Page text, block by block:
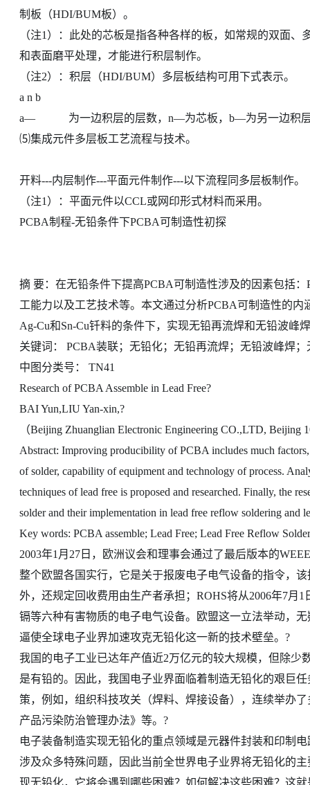
制板（HDI/BUM板）。
（注1）：此处的芯板是指各种各样的板，如常规的双面
和表面磨平处理，才能进行积层制作。
（注2）：积层（HDI/BUM）多层板结构可用下式表示。
a n b
a— 为一边积层的层数，n—为芯板，b—为另一边积层
⑸集成元件多层板工艺流程与技术。
开料---内层制作---平面元件制作---以下流程同多层板制作。
（注1）：平面元件以CCL或网印形式材料而采用。
PCBA制程-无铅条件下PCBA可制造性初探
摘 要：在无铅条件下提高PCBA可制造性涉及的因素包括
工能力以及工艺技术等。本文通过分析PCBA可制造性的
Ag-Cu和Sn-Cu钎料的条件下，实现无铅再流焊和无铅波峰
关键词： PCBA装联；无铅化；无铅再流焊；无铅波峰焊；
中图分类号： TN41
Research of PCBA Assemble in Lead Free?
BAI Yun,LIU Yan-xin,?
（Beijing Zhuanglian Electronic Engineering CO.,LTD, Beijing
Abstract: Improving producibility of PCBA includes much
of solder, capability of equipment and technology of process.
techniques of lead free is proposed and researched. Finally, the
solder and their implementation in lead free reflow soldering and
Key words: PCBA assemble; Lead Free; Lead Free Reflow
2003年1月27日，欧洲议会和理事会通过了最后版本的
整个欧盟各国实行，它是关于报废电子电气设备的指令，
外，还规定回收费用由生产者承担；ROHS将从2006年7月
镉等六种有害物质的电子电气设备。欧盟这一立法举动，
逼使全球电子业界加速攻克无铅化这一新的技术壁垒。?
我国的电子工业已达年产值近2万亿元的较大规模，但除
是有铅的。因此，我国电子业界面临着制造无铅化的艰巨
策，例如，组织科技攻关（焊料、焊接设备），连续举办
产品污染防治管理办法》等。?
电子装备制造实现无铅化的重点领域是元器件封装和印制
涉及众多特殊问题，因此当前全世界电子业界将无铅化的
现无铅化，它将会遇到哪些困难？如何解决这些困难？这